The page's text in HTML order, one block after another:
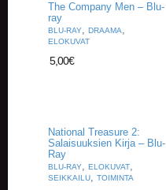
The Company Men – Blu-
ray
BLU-RAY, DRAAMA,
ELOKUVAT
5,00€
National Treasure 2:
Salaisuuksien Kirja – Blu-
Ray
BLU-RAY, ELOKUVAT,
SEIKKAILU, TOIMINTA